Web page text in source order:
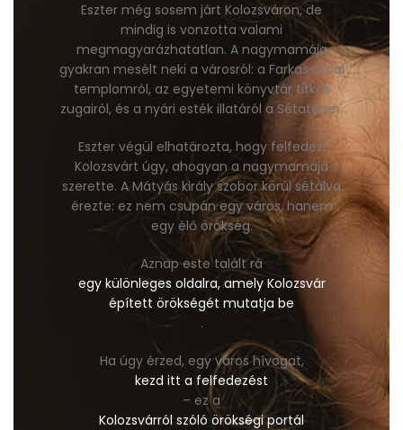
Eszter még sosem járt Kolozsváron, de
mindig is vonzotta valami
megmagyarázhatatlan. A nagymamája
gyakran mesélt neki a városról: a Farkas utcai
templomról, az egyetemi könyvtár titkos
zugairól, és a nyári esték illatáról a Sétatéren.
Eszter végül elhatározta, hogy felfedezi
Kolozsvárt úgy, ahogyan a nagymamája
szerette. A Mátyás király szobor körül sétálva
érezte: ez nem csupán egy város, hanem
egy élő örökség.
Aznap este talált rá
egy különleges oldalra, amely Kolozsvár
épített örökségét mutatja be
.
Ha úgy érzed, egy város hívogat,
kezd itt a felfedezést
– ez a
Kolozsvárról szóló örökségi portál